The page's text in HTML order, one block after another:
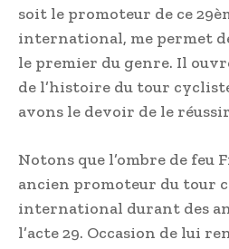
soit le promoteur de ce
international, me permet
le premier du genre. Il
de l’histoire du tour
avons le devoir de le
Notons que l’ombre de feu
ancien promoteur du tour
international durant des
l’acte 29. Occasion de lui